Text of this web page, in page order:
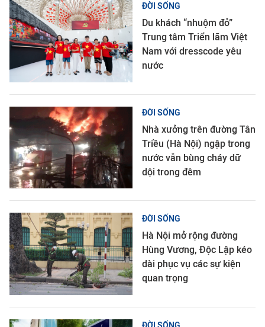
ĐỜI SỐNG
Du khách “nhuộm đỏ”
Trung tâm Triển lãm Việt
Nam với dresscode yêu
nước
ĐỜI SỐNG
Nhà xưởng trên đường Tân
Triều (Hà Nội) ngập trong
nước vẫn bùng cháy dữ
dội trong đêm
ĐỜI SỐNG
Hà Nội mở rộng đường
Hùng Vương, Độc Lập kéo
dài phục vụ các sự kiện
quan trọng